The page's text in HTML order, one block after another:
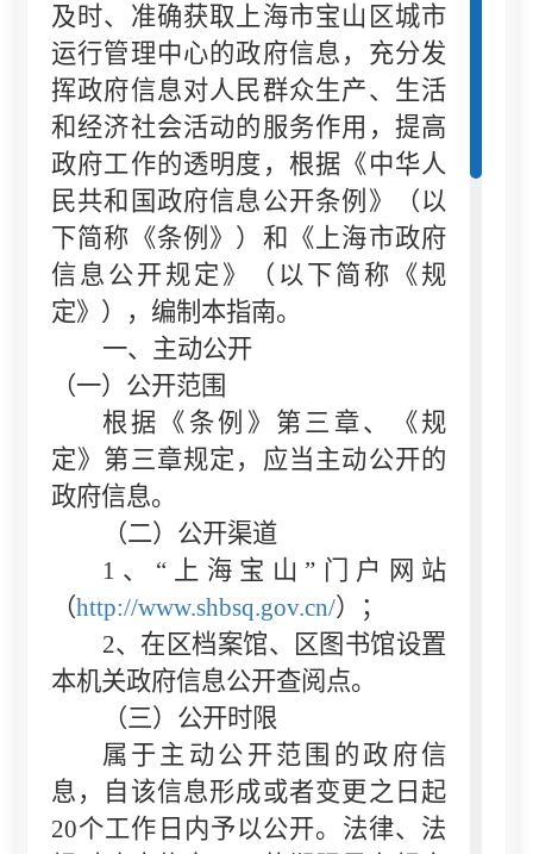
及时、准确获取上海市宝山区城市
运行管理中心的政府信息，充分发
挥政府信息对人民群众生产、生活
和经济社会活动的服务作用，提高
政府工作的透明度，根据《中华人
民共和国政府信息公开条例》（以
下简称《条例》）和《上海市政府
信息公开规定》（以下简称《规
定》），编制本指南。
一、主动公开
（一）公开范围
根据《条例》第三章、《规
定》第三章规定，应当主动公开的
政府信息。
（二）公开渠道
1、“上海宝山”门户网站
（http://www.shbsq.gov.cn/）；
2、在区档案馆、区图书馆设置
本机关政府信息公开查阅点。
（三）公开时限
属于主动公开范围的政府信
息，自该信息形成或者变更之日起
20个工作日内予以公开。法律、法